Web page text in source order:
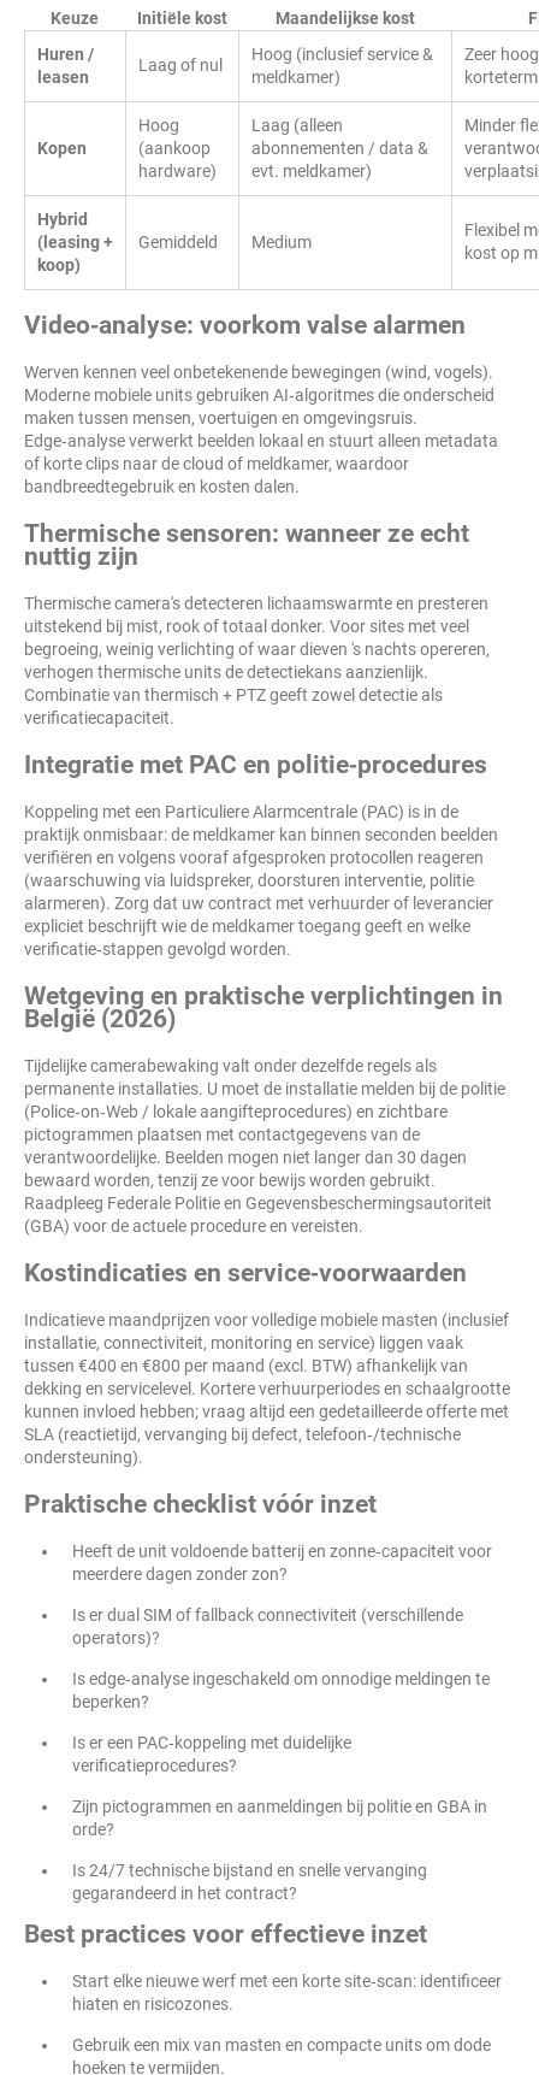
Keuze Initiële kost Maandelijkse kost
Huren /
leasen
Laag of nul
Hoog (inclusief service &
meldkamer)
Zeer
Kopen
Hoog
(aankoop
hardware)
Laag (alleen
abonnementen / data &
evt. meldkamer)
Minder
Hybrid
(leasing +
koop)
Gemiddeld Medium
Flexibel
kost op
Video‑analyse: voorkom valse alarmen
Werven kennen veel onbetekenende bewegingen (wind, vogels).
Moderne mobiele units gebruiken AI‑algoritmes die onderscheid
maken tussen mensen, voertuigen en omgevingsruis.
Edge‑analyse verwerkt beelden lokaal en stuurt alleen metadata
of korte clips naar de cloud of meldkamer, waardoor
bandbreedtegebruik en kosten dalen.
Thermische sensoren: wanneer ze echt
nuttig zijn
Thermische camera's detecteren lichaamswarmte en presteren
uitstekend bij mist, rook of totaal donker. Voor sites met veel
begroeing, weinig verlichting of waar dieven 's nachts opereren,
verhogen thermische units de detectiekans aanzienlijk.
Combinatie van thermisch + PTZ geeft zowel detectie als
verificatiecapaciteit.
Integratie met PAC en politie‑procedures
Koppeling met een Particuliere Alarmcentrale (PAC) is in de
praktijk onmisbaar: de meldkamer kan binnen seconden beelden
verifiëren en volgens vooraf afgesproken protocollen reageren
(waarschuwing via luidspreker, doorsturen interventie, politie
alarmeren). Zorg dat uw contract met verhuurder of leverancier
expliciet beschrijft wie de meldkamer toegang geeft en welke
verificatie‑stappen gevolgd worden.
Wetgeving en praktische verplichtingen in
België (2026)
Tijdelijke camerabewaking valt onder dezelfde regels als
permanente installaties. U moet de installatie melden bij de politie
(Police‑on‑Web / lokale aangifteprocedures) en zichtbare
pictogrammen plaatsen met contactgegevens van de
verantwoordelijke. Beelden mogen niet langer dan 30 dagen
bewaard worden, tenzij ze voor bewijs worden gebruikt.
Raadpleeg Federale Politie en Gegevensbeschermingsautoriteit
(GBA) voor de actuele procedure en vereisten.
Kostindicaties en service‑voorwaarden
Indicatieve maandprijzen voor volledige mobiele masten (inclusief
installatie, connectiviteit, monitoring en service) liggen vaak
tussen €400 en €800 per maand (excl. BTW) afhankelijk van
dekking en servicelevel. Kortere verhuurperiodes en schaalgrootte
kunnen invloed hebben; vraag altijd een gedetailleerde offerte met
SLA (reactietijd, vervanging bij defect, telefoon‑/technische
ondersteuning).
Praktische checklist vóór inzet
Heeft de unit voldoende batterij en zonne‑capaciteit voor
meerdere dagen zonder zon?
Is er dual SIM of fallback connectiviteit (verschillende
operators)?
Is edge‑analyse ingeschakeld om onnodige meldingen te
beperken?
Is er een PAC‑koppeling met duidelijke
verificatieprocedures?
Zijn pictogrammen en aanmeldingen bij politie en GBA in
orde?
Is 24/7 technische bijstand en snelle vervanging
gegarandeerd in het contract?
Best practices voor effectieve inzet
Start elke nieuwe werf met een korte site‑scan: identificeer
hiaten en risicozones.
Gebruik een mix van masten en compacte units om dode
hoeken te vermijden.